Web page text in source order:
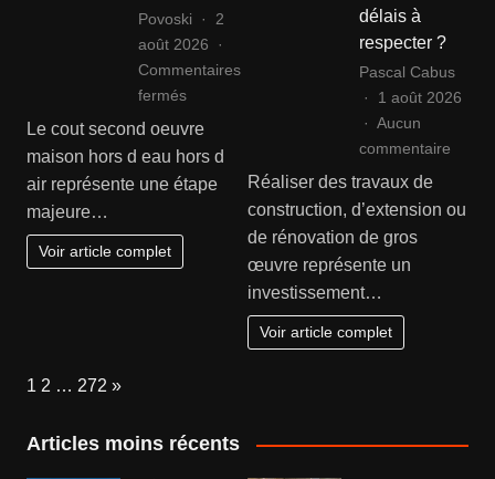
Povoski
2
août 2026
Commentaires
ferméssur
maison
prévoir
Le cout second oeuvre
maison hors d eau hors d
air représente une étape
majeure…
Voir article complet
délais à
respecter ?
Pascal Cabus
1 août 2026
Aucun
commentaire
Réaliser des travaux de
construction, d’extension ou
de rénovation de gros
œuvre représente un
investissement…
Voir article complet
Page:
1 2 … 272 Next
»
Articles moins récents